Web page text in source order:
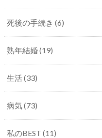
死後の手続き (6)
熟年結婚(19)
生活(33)
病気(73)
私のBEST (11)